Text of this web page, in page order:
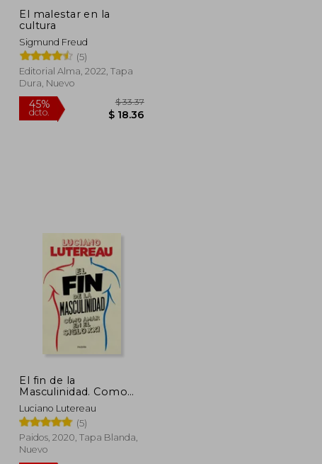
El malestar en la
cultura
Sigmund Freud
(5)
Editorial Alma, 2022, Tapa
Dura, Nuevo
El fin de la
Masculinidad. Como
Amar en el Siglo xxi
Luciano Lutereau
(5)
Paidos, 2020, Tapa Blanda,
Nuevo